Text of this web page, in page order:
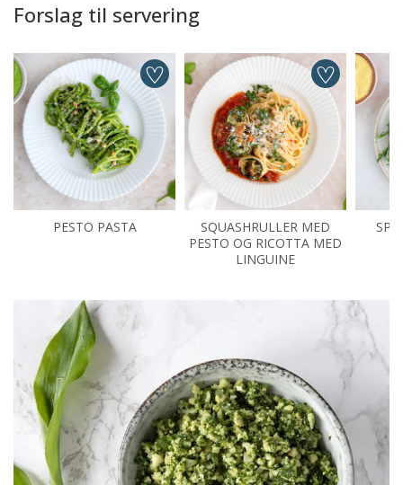
Forslag til servering
PESTO PASTA
SQUASHRULLER MED
PESTO OG RICOTTA MED
LINGUINE